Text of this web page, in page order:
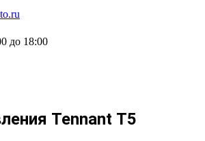
до 18:00
Tennant Т5